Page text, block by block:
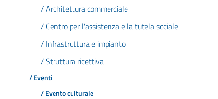
/ Architettura commerciale
/ Centro per l'assistenza e la tutela sociale
/ Infrastruttura e impianto
/ Struttura ricettiva
/ Eventi
/ Evento culturale